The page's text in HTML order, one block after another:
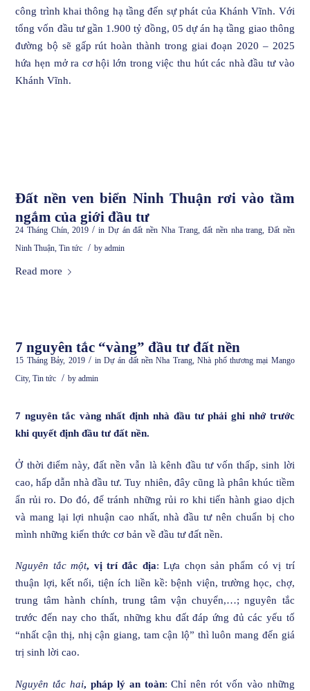
công trình khai thông hạ tầng đến sự phát của Khánh Vĩnh. Với
tổng vốn đầu tư gần 1.900 tỷ đồng, 05 dự án hạ tầng giao thông
đường bộ sẽ gấp rút hoàn thành trong giai đoạn 2020 – 2025
hứa hẹn mở ra cơ hội lớn trong việc thu hút các nhà đầu tư vào
Khánh Vĩnh.
Đất nền ven biển Ninh Thuận rơi vào tầm
ngắm của giới đầu tư
24 Tháng Chín, 2019 / inDự án đất nền Nha Trang,đất nền nha trang, Đất nền
Ninh Thuận,Tin tức / byadmin
Read more
7 nguyên tắc “vàng” đầu tư đất nền
15 Tháng Bảy, 2019 / in Dự án đất nền Nha Trang,Nhà phố thương mại Mango
City,Tin tức / byadmin
7 nguyên tắc vàng nhất định nhà đầu tư phải ghi nhớ trước
khi quyết định đầu tư đất nền.
Ở thời điểm này, đất nền vẫn là kênh đầu tư vốn thấp, sinh lời
cao, hấp dẫn nhà đầu tư. Tuy nhiên, đây cũng là phân khúc tiềm
ẩn rủi ro. Do đó, để tránh những rủi ro khi tiến hành giao dịch
và mang lại lợi nhuận cao nhất, nhà đầu tư nên chuẩn bị cho
mình những kiến thức cơ bản về đầu tư đất nền.
Nguyên tắc một, vị trí đắc địa: Lựa chọn sản phẩm có vị trí
thuận lợi, kết nối, tiện ích liền kề: bệnh viện, trường học, chợ,
trung tâm hành chính, trung tâm vận chuyển,…; nguyên tắc
trước đến nay cho thất, những khu đất đáp ứng đủ các yếu tố
“nhất cận thị, nhị cận giang, tam cận lộ” thì luôn mang đến giá
trị sinh lời cao.
Nguyên tắc hai, pháp lý an toàn: Chỉ nên rót vốn vào những